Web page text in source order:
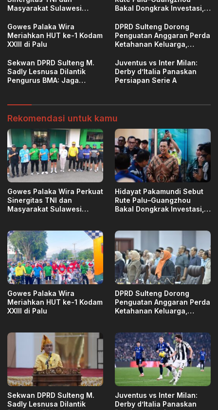
Masyarakat Sulawesi
Bakal Dongkrak Investasi,
Sulteng
Gowes Palaka Wira
Meriahkan HUT ke-1 Kodam
XXIII di Palu
DPRD Sulteng Dorong
Penguatan Anggaran Perda
Ketahanan Keluarga,
untuk SDM Berkualitas
Sekwan DPRD Sulteng M.
Sadly Lesnusa Dilantik
Pengurus BMA: Jaga
Juventus vs Inter Milan:
Derby d’Italia Panaskan
Persiapan Serie A
Rekomendasi untuk kamu
Gowes Palaka Wira Perkuat
Sinergitas TNI dan
Masyarakat Sulawesi
Hidayat Pakamundi Sebut
Rute Palu–Guangzhou
Bakal Dongkrak Investasi,
Gowes Palaka Wira
Meriahkan HUT ke-1 Kodam
XXIII di Palu
DPRD Sulteng Dorong
Penguatan Anggaran Perda
Ketahanan Keluarga,
Sekwan DPRD Sulteng M.
Sadly Lesnusa Dilantik
Juventus vs Inter Milan:
Derby d’Italia Panaskan